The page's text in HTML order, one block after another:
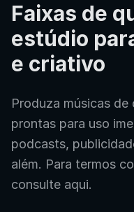
Faixas de
estúdio
e criativo
Produza músicas
prontas para uso
podcasts,
além. Para termos
consulte aqui.